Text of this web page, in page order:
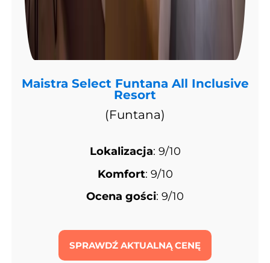
Maistra Select Funtana All Inclusive
Resort
(Funtana)
Lokalizacja: 9/10
Komfort: 9/10
Ocena gości: 9/10
SPRAWDŹ AKTUALNĄ CENĘ